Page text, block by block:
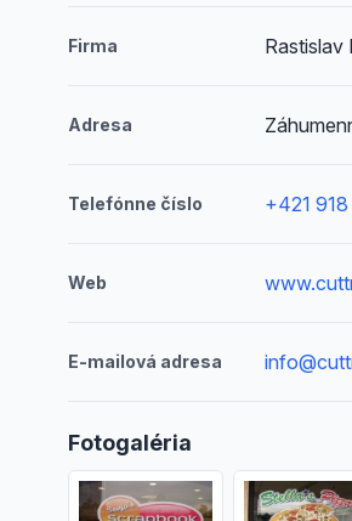
Firma Rastislav
Adresa
Telefónne číslo +421
Web
E-mailová adresa
Fotogaléria